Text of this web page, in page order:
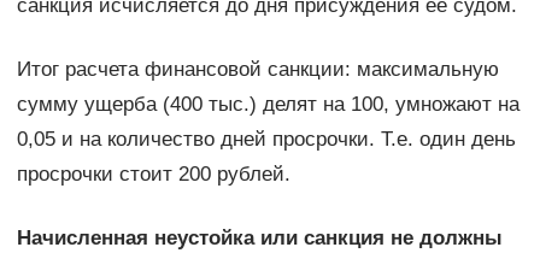
санкция исчисляется до дня присуждения ее судом.
Итог расчета финансовой санкции: максимальную
сумму ущерба (400 тыс.) делят на 100, умножают на
0,05 и на количество дней просрочки. Т.е. один день
просрочки стоит 200 рублей.
Начисленная неустойка или санкция не должны